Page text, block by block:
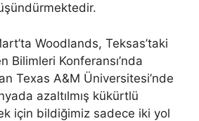
Woodlands, Teksas’taki
Bilimleri Konferansı’nda
Texas A&M Üniversitesi’nde
azaltılmış kükürtlü
için bildiğimiz sadece iki yol